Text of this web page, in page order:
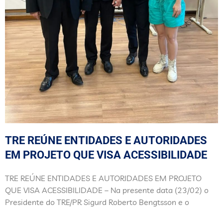
TRE REÚNE ENTIDADES E AUTORIDADES
EM PROJETO QUE VISA ACESSIBILIDADE
TRE REÚNE ENTIDADES E AUTORIDADES EM PROJETO
QUE VISA ACESSIBILIDADE – Na presente data (23/02) o
Presidente do TRE/PR Sigurd Roberto Bengtsson e o